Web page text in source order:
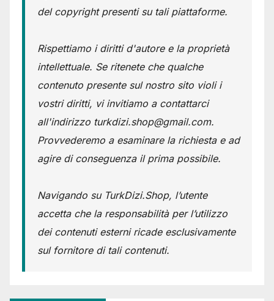
del copyright presenti su tali piattaforme.
Rispettiamo i diritti d'autore e la proprietà
intellettuale. Se ritenete che qualche
contenuto presente sul nostro sito violi i
vostri diritti, vi invitiamo a contattarci
all'indirizzo turkdizi.shop@gmail.com.
Provvederemo a esaminare la richiesta e ad
agire di conseguenza il prima possibile.
Navigando su TurkDizi.Shop, l’utente
accetta che la responsabilità per l’utilizzo
dei contenuti esterni ricade esclusivamente
sul fornitore di tali contenuti.